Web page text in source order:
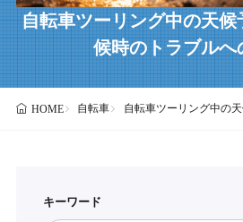
自転車ツーリング中の天
候時のトラブルへ
HOME 自転車 自転車ツーリング中の
キーワード